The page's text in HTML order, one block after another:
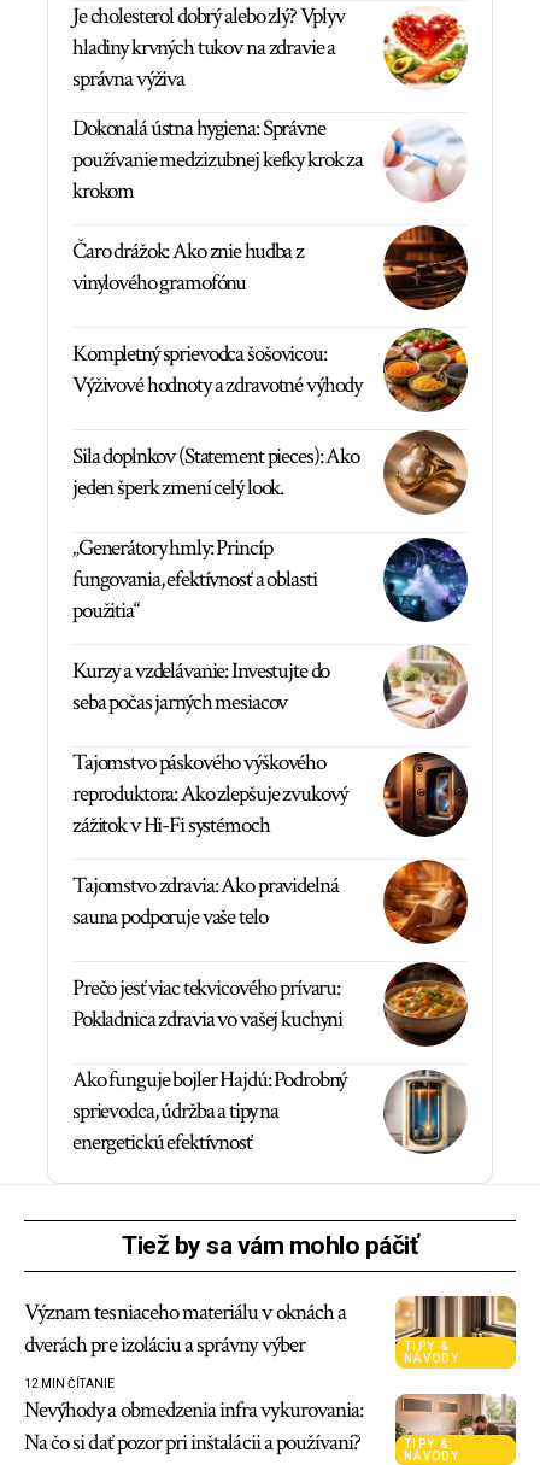
Je cholesterol dobrý alebo zlý? Vplyv
hladiny krvných tukov na zdravie a
správna výživa
Dokonalá ústna hygiena: Správne
používanie medzizubnej kefky krok za
krokom
Čaro drážok: Ako znie hudba z
vinylového gramofónu
Kompletný sprievodca šošovicou:
Výživové hodnoty a zdravotné výhody
Sila doplnkov (Statement pieces): Ako
jeden šperk zmení celý look.
„Generátory hmly: Princíp
fungovania, efektívnosť a oblasti
použitia“
Kurzy a vzdelávanie: Investujte do
seba počas jarných mesiacov
Tajomstvo páskového výškového
reproduktora: Ako zlepšuje zvukový
zážitok v Hi-Fi systémoch
Tajomstvo zdravia: Ako pravidelná
sauna podporuje vaše telo
Prečo jesť viac tekvicového prívaru:
Pokladnica zdravia vo vašej kuchyni
Ako funguje bojler Hajdú: Podrobný
sprievodca, údržba a tipy na
energetickú efektívnosť
Tiež by sa vám mohlo páčiť
TIPY &
NÁVODY
Význam tesniaceho materiálu v oknách a
dverách pre izoláciu a správny výber
12 MIN ČÍTANIE
TIPY &
NÁVODY
Nevýhody a obmedzenia infra vykurovania:
Na čo si dať pozor pri inštalácii a používaní?